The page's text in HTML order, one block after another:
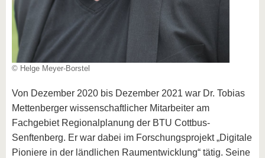
© Helge Meyer-Borstel
Von Dezember 2020 bis Dezember 2021 war Dr. Tobias
Mettenberger wissenschaftlicher Mitarbeiter am
Fachgebiet Regionalplanung der BTU Cottbus-
Senftenberg. Er war dabei im Forschungsprojekt „Digitale
Pioniere in der ländlichen Raumentwicklung“ tätig. Seine